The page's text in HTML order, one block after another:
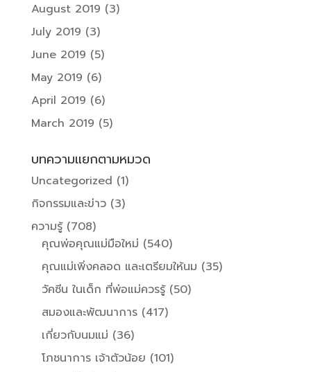
August 2019 (3)
July 2019 (3)
June 2019 (5)
May 2019 (6)
April 2019 (6)
March 2019 (5)
บทความแยกตามหมวด
Uncategorized (1)
กิจกรรมและข่าว(3)
ความรู้(708)
คุณพ่อคุณแม่มือใหม่ (540)
คุณแม่เพิ่งคลอด และเตรียมให้นม (35)
วัคซีน ในเด็ก ที่พ่อแม่ควรรู้(50)
สมองและพัฒนาการ(417)
เกี่ยวกับนมแม่ (36)
โภชนาการ เจ้าตัวน้อย (101)